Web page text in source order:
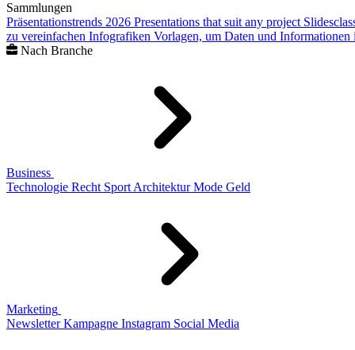
Sammlungen
Präsentationstrends 2026 Presentations that suit any project
zu vereinfachen Infografiken Vorlagen, um Daten und
Nach Branche
Business
Technologie Recht Sport Architektur Mode Geld
Marketing
Newsletter Kampagne Instagram Social Media